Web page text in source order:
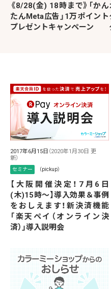
《8/28(金) 18時まで》「かん
たんMeta広告」1万ポイント
プレゼントキャンペーン
2017年6月15日 （2020年1月30日 更
新）
セミナー （pickup）
【大阪開催決定！7月6日
(木)15時〜】導入効果＆事例
をおしえます！新決済機能
「楽天ペイ（オンライン決
済）」導入説明会